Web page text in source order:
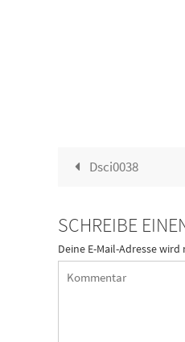
Dsci0038
SCHREIBE
Deine E-Mail-Adresse